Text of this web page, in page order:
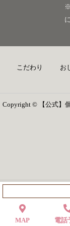
こだわり お
Copyright © 【公式】
MAP 電話